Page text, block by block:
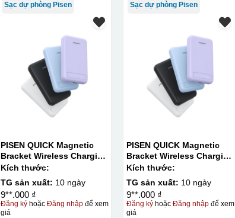
Sạc dự phòng Pisen
PISEN QUICK Magnetic
Bracket Wireless Charging
Power Bank PD296C-1
10000 (20W) (LS-
DY240/Purple) Carton – CN
Kích thước:
TG sản xuất: 10 ngày
9**.000 ₫
Đăng kýhoặc Đăng nhậpđể xem
giá
Sạc dự phòng Pisen
PISEN QUICK Magnetic
Bracket Wireless Charging
Power Bank PD296C-1
10000 (20W) (LS-
DY240/Purple) Carton – CN
Kích thước:
TG sản xuất: 10 ngày
9**.000 ₫
Đăng ký hoặcĐăng nhập để xem
giá